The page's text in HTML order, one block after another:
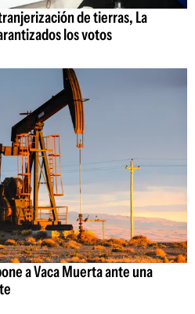
de tierras, La
los votos
a Vaca Muerta ante una